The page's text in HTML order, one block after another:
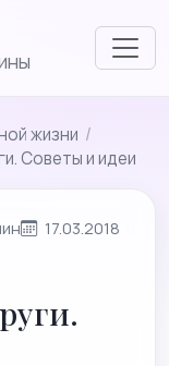
жизни /
Советы и идеи
17.03.2018